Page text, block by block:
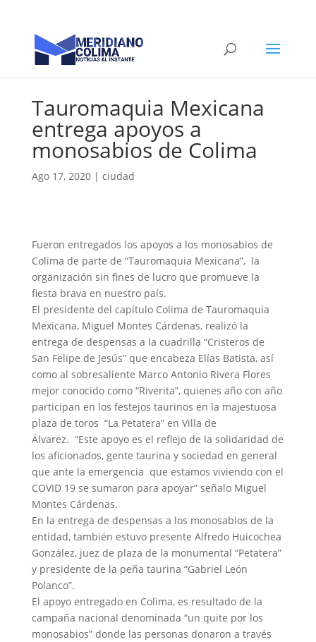
Tauromaquia Mexicana
entrega apoyos a
monosabios de Colima
Ago 17, 2020| ciudad
Fueron entregados los apoyos a los monosabios de
Colima de parte de “Tauromaquia Mexicana”, la
organización sin fines de lucro que promueve la
fiesta brava en nuestro país.
El presidente del capítulo Colima de Tauromaquia
Mexicana, Miguel Montes Cárdenas, realizó la
entrega de despensas a la cuadrilla “Cristeros de
San Felipe de Jesús” que encabeza Elías Batista, así
como al sobresaliente Marco Antonio Rivera Flores
mejor conocido como “Riverita”, quienes año con año
participan en los festejos taurinos en la majestuosa
plaza de toros “La Petatera” en Villa de
Álvarez. “Este apoyo es el reflejo de la solidaridad de
los aficionados, gente taurina y sociedad en general
que ante la emergencia que estamos viviendo con el
COVID 19 se sumaron para apoyar” señalo Miguel
Montes Cárdenas.
En la entrega de despensas a los monosabios de la
entidad, también estuvo presente Alfredo Huicochea
González, juez de plaza de la monumental “Petatera”
y presidente de la peña taurina “Gabriel León
Polanco”.
El apoyo entregado en Colima, es resultado de la
campaña nacional denominada “un quite por los
monosabios” donde las personas donaron a través